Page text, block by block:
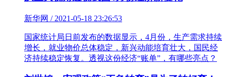
新华网 / 2021-05-18 23:26:53
国家统计局日前发布的数据显示，4月份，生产需求持续
增长，就业物价总体稳定，新兴动能培育壮大，国民经
济持续稳定恢复。透视这份经济“账单”，有哪些亮点？